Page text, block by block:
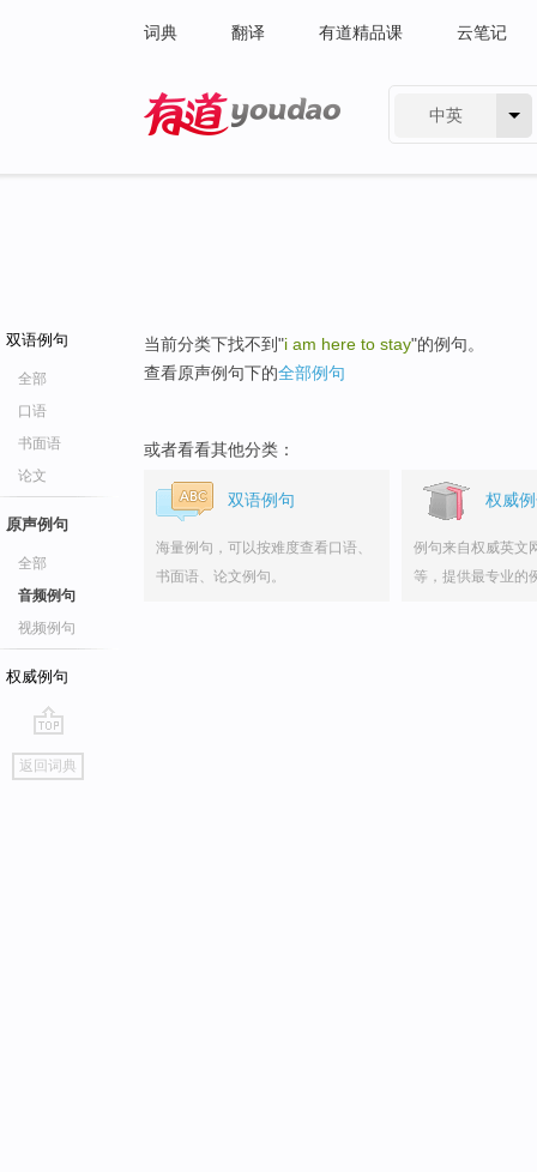
词典 翻译 有道精品课 云笔记
中英
双语例句
全部
口语
书面语
论文
原声例句
全部
音频例句
视频例句
权威例句
go
top
返回词典
当前分类下找不到"i am here to stay"的例句。
查看原声例句下的全部例句
或者看看其他分类：
双语例句
海量例句，可以按难度查看口语、
书面语、论文例句。
权威
例句来自权威英文
等，提供最专业的